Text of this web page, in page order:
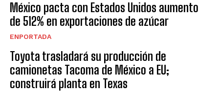
México pacta con Estados Unidos aumento
de 512% en exportaciones de azúcar
ENPORTADA
Toyota trasladará su producción de
camionetas Tacoma de México a EU;
construirá planta en Texas